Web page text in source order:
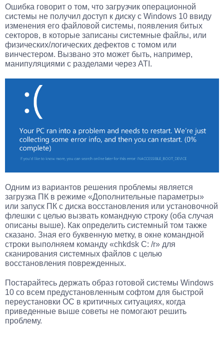
Ошибка говорит о том, что загрузчик операционной
системы не получил доступ к диску с Windows 10 ввиду
изменения его файловой системы, появления битых
секторов, в которые записаны системные файлы, или
физических/логических дефектов с томом или
винчестером. Вызвано это может быть, например,
манипуляциями с разделами через ATI.
Одним из вариантов решения проблемы является
загрузка ПК в режиме «Дополнительные параметры»
или запуск ПК с диска восстановления или установочной
флешки с целью вызвать командную строку (оба случая
описаны выше). Как определить системный том также
сказано. Зная его буквенную метку, в окне командной
строки выполняем команду «chkdsk C: /r» для
сканирования системных файлов с целью
восстановления поврежденных.
Постарайтесь держать образ готовой системы Windows
10 со всем предустановленным софтом для быстрой
переустановки ОС в критичных ситуациях, когда
приведенные выше советы не помогают решить
проблему.